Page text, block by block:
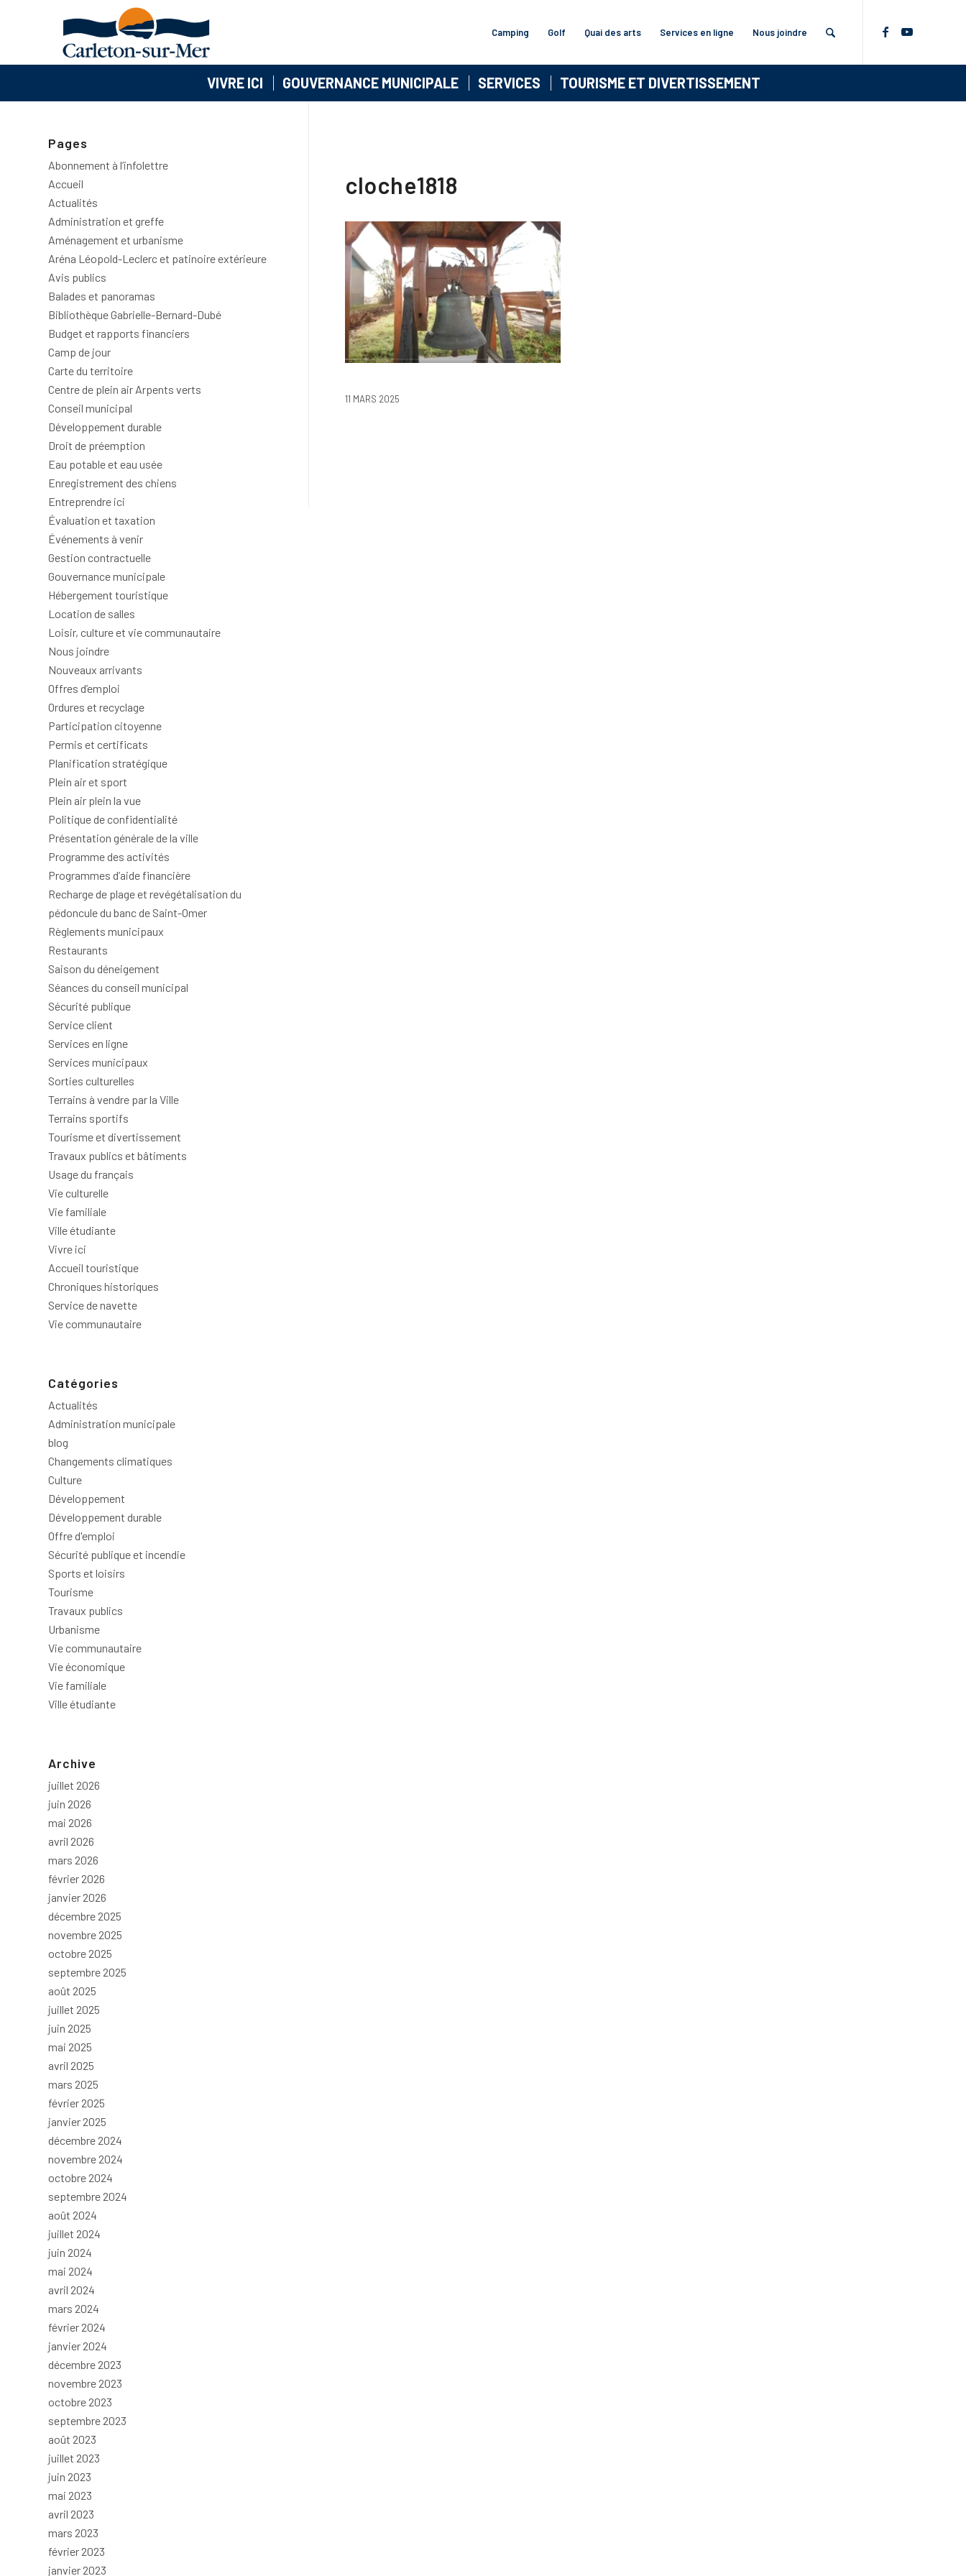
Camping Golf Quai des arts Services en ligne Nous joindre
VIVRE ICI GOUVERNANCE MUNICIPALE SERVICES TOURISME ET DIVERTISSEMENT
cloche1818
11 MARS 2025
Pages
Abonnement à l’infolettre
Accueil
Actualités
Administration et greffe
Aménagement et urbanisme
Aréna Léopold-Leclerc et patinoire extérieure
Avis publics
Balades et panoramas
Bibliothèque Gabrielle-Bernard-Dubé
Budget et rapports financiers
Camp de jour
Carte du territoire
Centre de plein air Arpents verts
Conseil municipal
Développement durable
Droit de préemption
Eau potable et eau usée
Enregistrement des chiens
Entreprendre ici
Évaluation et taxation
Événements à venir
Gestion contractuelle
Gouvernance municipale
Hébergement touristique
Location de salles
Loisir, culture et vie communautaire
Nous joindre
Nouveaux arrivants
Offres d’emploi
Ordures et recyclage
Participation citoyenne
Permis et certificats
Planification stratégique
Plein air et sport
Plein air plein la vue
Politique de confidentialité
Présentation générale de la ville
Programme des activités
Programmes d’aide financière
Recharge de plage et revégétalisation du
pédoncule du banc de Saint-Omer
Règlements municipaux
Restaurants
Saison du déneigement
Séances du conseil municipal
Sécurité publique
Service client
Services en ligne
Services municipaux
Sorties culturelles
Terrains à vendre par la Ville
Terrains sportifs
Tourisme et divertissement
Travaux publics et bâtiments
Usage du français
Vie culturelle
Vie familiale
Ville étudiante
Vivre ici
Accueil touristique
Chroniques historiques
Service de navette
Vie communautaire
Catégories
Actualités
Administration municipale
blog
Changements climatiques
Culture
Développement
Développement durable
Offre d'emploi
Sécurité publique et incendie
Sports et loisirs
Tourisme
Travaux publics
Urbanisme
Vie communautaire
Vie économique
Vie familiale
Ville étudiante
Archive
juillet 2026
juin 2026
mai 2026
avril 2026
mars 2026
février 2026
janvier 2026
décembre 2025
novembre 2025
octobre 2025
septembre 2025
août 2025
juillet 2025
juin 2025
mai 2025
avril 2025
mars 2025
février 2025
janvier 2025
décembre 2024
novembre 2024
octobre 2024
septembre 2024
août 2024
juillet 2024
juin 2024
mai 2024
avril 2024
mars 2024
février 2024
janvier 2024
décembre 2023
novembre 2023
octobre 2023
septembre 2023
août 2023
juillet 2023
juin 2023
mai 2023
avril 2023
mars 2023
février 2023
janvier 2023